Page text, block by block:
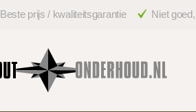
Beste prijs / kwaliteitsgarantie Niet